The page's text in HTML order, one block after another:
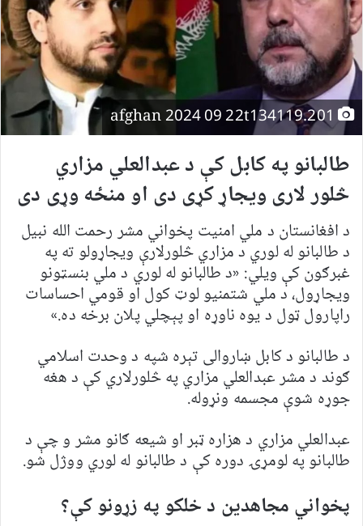
طالبانو په کابل کې د عبدالعلي مزاري
څلور لاری ویجاړ کړی دی او منځه وړی دی
د افغانستان د ملي امنیت پخواني مشر رحمت الله نبیل
د طالبانو له لوري د مزاري څلورلارې ویجاړولو ته په
غبرګون کې ویلي: «د طالبانو له لوري د ملي بنسټونو
ویجاړول، د ملي شتمنیو لوټ کول او قومي احساسات
راپارول ټول د یوه ناوړه او پېچلي پلان برخه ده.»
د طالبانو د کابل ښاروالی تېره شپه د وحدت اسلامي
ګوند د مشر عبدالعلي مزاري په څلورلاري کې د هغه
جوړه شوې مجسمه ونړوله.
عبدالعلي مزاري د هزاره ټبر او شیعه ګانو مشر و چې د
طالبانو په لومړۍ دوره کې د طالبانو له لوري ووژل شو.
پخواني مجاهدین د خلکو په زړونو کې؟